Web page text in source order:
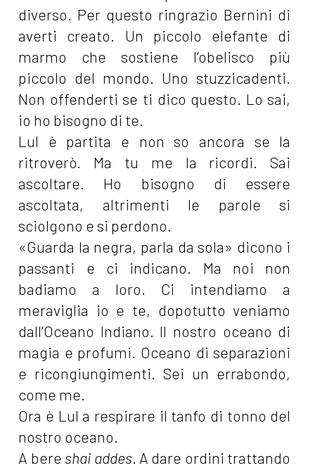
diverso. Per questo ringrazio Bernini di
averti creato. Un piccolo elefante di
marmo che sostiene l’obelisco più
piccolo del mondo. Uno stuzzicadenti.
Non offenderti se ti dico questo. Lo sai,
io ho bisogno di te.
Lul è partita e non so ancora se la
ritroverò. Ma tu me la ricordi. Sai
ascoltare. Ho bisogno di essere
ascoltata, altrimenti le parole si
sciolgono e si perdono.
«Guarda la negra, parla da sola» dicono i
passanti e ci indicano. Ma noi non
badiamo a loro. Ci intendiamo a
meraviglia io e te, dopotutto veniamo
dall’Oceano Indiano. Il nostro oceano di
magia e profumi. Oceano di separazioni
e ricongiungimenti. Sei un errabondo,
come me.
Ora è Lul a respirare il tanfo di tonno del
nostro oceano.
A bere shai addes. A dare ordini trattando